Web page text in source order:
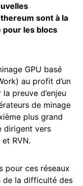
sont à la
pour les blocs
GPU basé
au profit d’un
preuve d’enjeu
de minage
plus grand
dirigent vers
RVN.
pour ces réseaux
de la difficulté des